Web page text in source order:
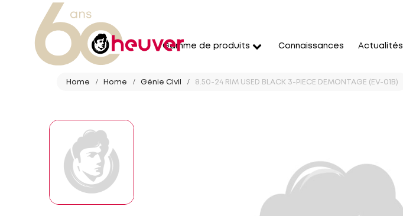
Gamme de produits Connaissances Actualités
Home Home Génie Civil 8.50-24 RIM USED BLACK 3-PIECE DEMONTAGE (EV-01B)